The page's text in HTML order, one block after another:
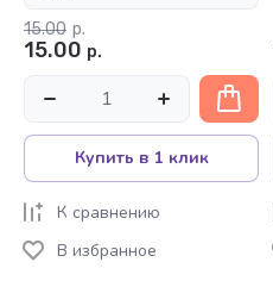
15.00 р.
15.00 р.
Купить в 1 клик
К сравнению
В избранное